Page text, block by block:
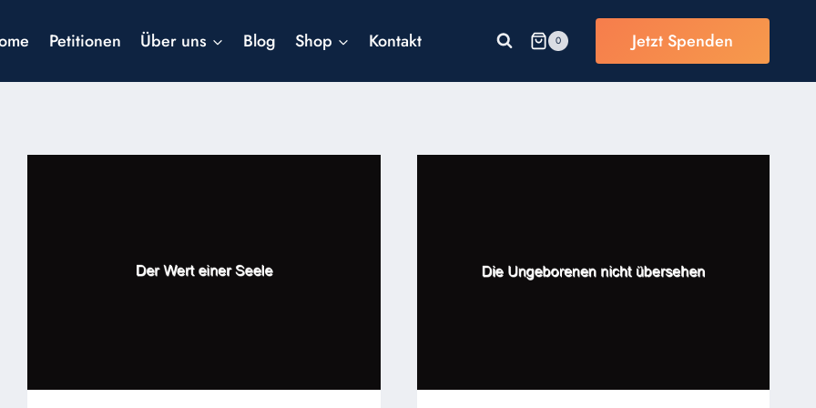
Petitionen Über uns Blog Shop Kontakt 0 Jetzt Spenden